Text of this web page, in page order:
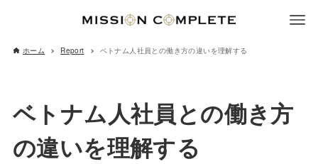
ホーム Report ベトナム人社員との働き方の違いを理解する
ベトナム人社員との働き方
の違いを理解する